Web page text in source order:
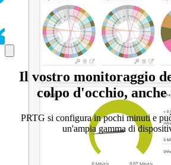
Il vostro monitoraggio
colpo d'occhio,
PRTG si configura in pochi minuti e
un'ampia gamma di